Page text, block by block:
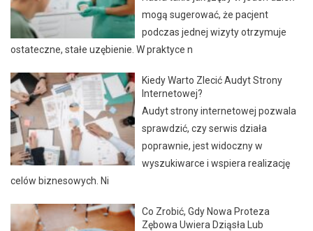
mogą sugerować, że pacjent
podczas jednej wizyty otrzymuje
ostateczne, stałe uzębienie. W praktyce n
Kiedy Warto Zlecić Audyt Strony
Internetowej?
Audyt strony internetowej pozwala
sprawdzić, czy serwis działa
poprawnie, jest widoczny w
wyszukiwarce i wspiera realizację
celów biznesowych. Ni
Co Zrobić, Gdy Nowa Proteza
Zębowa Uwiera Dziąsła Lub